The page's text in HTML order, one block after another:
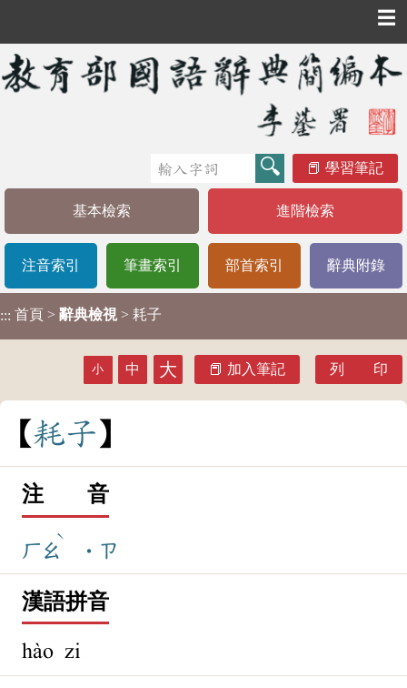
☰
學習筆記
基本檢索 進階檢索
注音索引 筆畫索引 部首索引 辭典附錄
::: 首頁 > 辭典檢視 > 耗子
小 中 大 加入筆記 列 印
耗子
注 音
ㄏㄠ
ˋ
˙ㄗ
漢語拼音
hào zi